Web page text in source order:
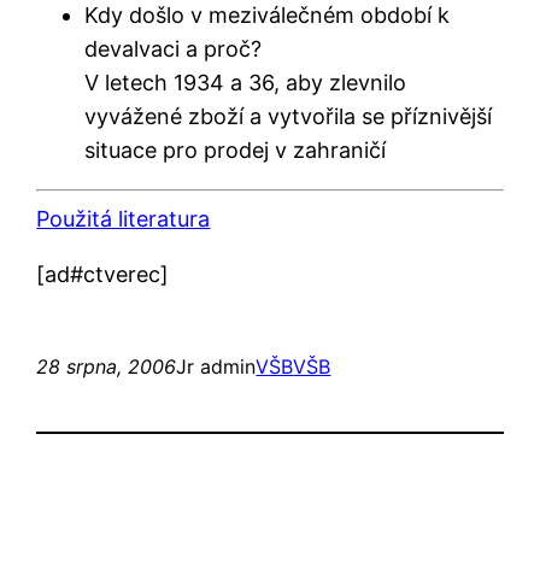
Kdy došlo v meziválečném období k
devalvaci a proč?
V letech 1934 a 36, aby zlevnilo
vyvážené zboží a vytvořila se příznivější
situace pro prodej v zahraničí
Použitá literatura
[ad#ctverec]
28 srpna, 2006Jr adminVŠBVŠB